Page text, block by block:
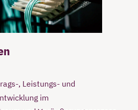
, Leistungs- und
im